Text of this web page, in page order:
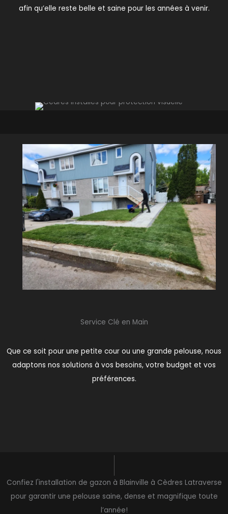
afin qu’elle reste belle et saine pour les années à venir.
Service Clé en Main
Que ce soit pour une petite cour ou une grande pelouse, nous
adaptons nos solutions à vos besoins, votre budget et vos
préférences.
Confiez l'installation de gazon à Blainville à Cèdres Latraverse
pour garantir une pelouse saine, dense et magnifique toute
l’année!